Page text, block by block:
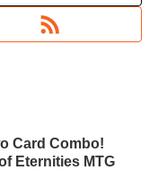
Card Combo!
Eternities MTG